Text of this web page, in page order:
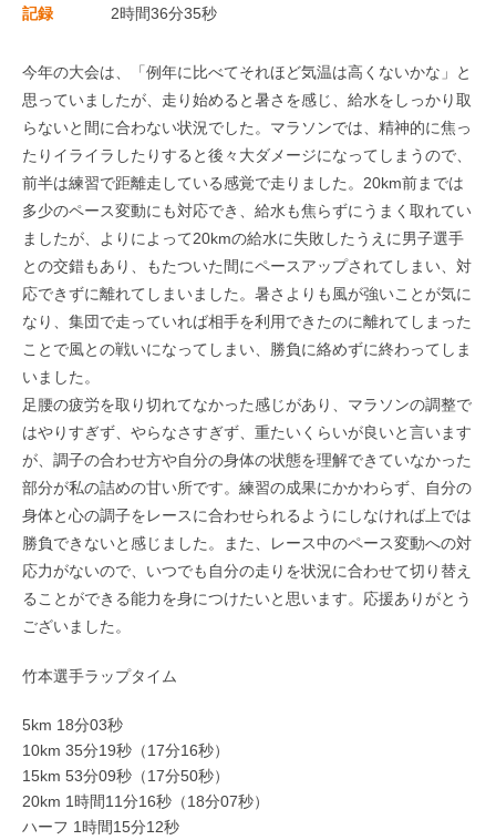
記録
2時間36分35秒
今年の大会は、「例年に比べてそれほど気温は高くないかな」と
思っていましたが、走り始めると暑さを感じ、給水をしっかり取
らないと間に合わない状況でした。マラソンでは、精神的に焦っ
たりイライラしたりすると後々大ダメージになってしまうので、
前半は練習で距離走している感覚で走りました。20km前までは
多少のペース変動にも対応でき、給水も焦らずにうまく取れてい
ましたが、よりによって20kmの給水に失敗したうえに男子選手
との交錯もあり、もたついた間にペースアップされてしまい、対
応できずに離れてしまいました。暑さよりも風が強いことが気に
なり、集団で走っていれば相手を利用できたのに離れてしまった
ことで風との戦いになってしまい、勝負に絡めずに終わってしま
いました。
足腰の疲労を取り切れてなかった感じがあり、マラソンの調整で
はやりすぎず、やらなさすぎず、重たいくらいが良いと言います
が、調子の合わせ方や自分の身体の状態を理解できていなかった
部分が私の詰めの甘い所です。練習の成果にかかわらず、自分の
身体と心の調子をレースに合わせられるようにしなければ上では
勝負できないと感じました。また、レース中のペース変動への対
応力がないので、いつでも自分の走りを状況に合わせて切り替え
ることができる能力を身につけたいと思います。応援ありがとう
ございました。
竹本選手ラップタイム
5km 18分03秒
10km 35分19秒（17分16秒）
15km 53分09秒（17分50秒）
20km 1時間11分16秒（18分07秒）
ハーフ 1時間15分12秒